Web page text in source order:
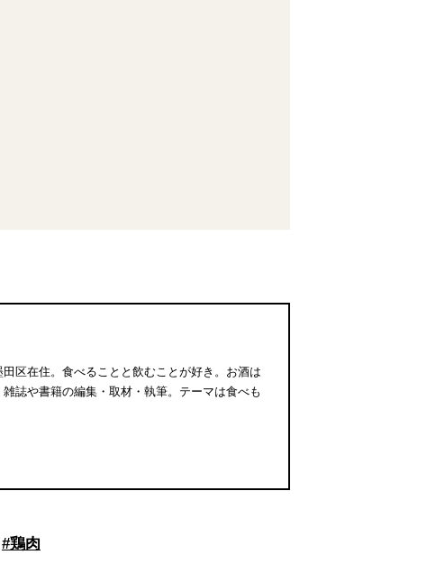
区在住。食べることと飲むことが好き。お酒は
誌や書籍の編集・取材・執筆。テーマは食べも
#鶏肉